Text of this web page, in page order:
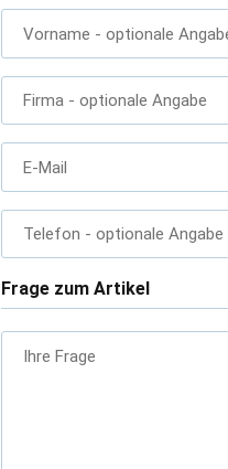
Vorname - optionale
Firma - optionale Angabe
E-Mail
Telefon - optionale Angabe
Frage zum Artikel
Ihre Frage